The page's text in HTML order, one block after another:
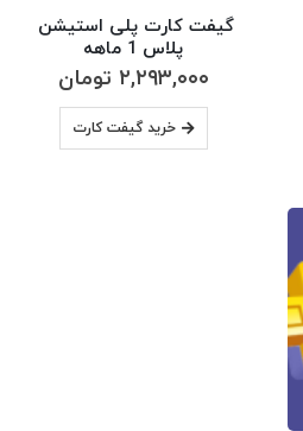
گیفت کارت پلی استیشن
پلاس 1 ماهه
۲,۲۹۳,۰۰۰ تومان
خرید گیفت کارت